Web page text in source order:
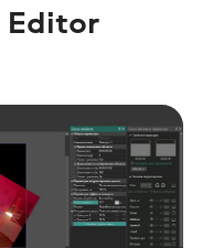
Editor